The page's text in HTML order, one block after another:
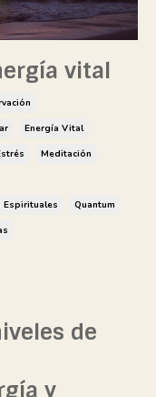
vital
Energía Vital
Meditación
Espirituales
Quantum
de
y